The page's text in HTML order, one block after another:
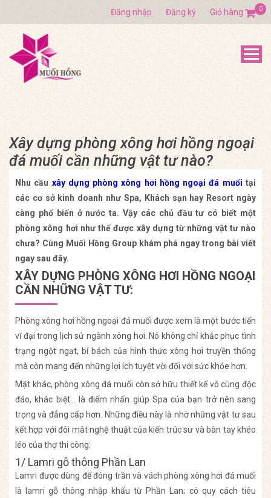
Đăng nhập Đăng ký Giỏ hàng 0
Xây dựng phòng xông hơi hồng ngoại
đá muối cần những vật tư nào?
Nhu cầu xây dựng phòng xông hơi hồng ngoại đá muối tại
các cơ sở kinh doanh như Spa, Khách sạn hay Resort ngày
càng phổ biến ở nước ta. Vậy các chủ đầu tư có biết một
phòng xông hơi như thế được xây dựng từ những vật tư nào
chưa? Cùng Muối Hồng Group khám phá ngay trong bài viết
ngay sau đây.
XÂY DỰNG PHÒNG XÔNG HƠI HỒNG NGOẠI
CẦN NHỮNG VẬT TƯ:
Phòng xông hơi hồng ngoại đá muối được xem là một bước tiến
vĩ đại trong lịch sử ngành xông hơi. Nó không chỉ khắc phục tình
trạng ngột ngạt, bí bách của hình thức xông hơi truyền thống
mà còn mang đến những lợi ích tuyệt vời đối với sức khỏe hơn.
Mặt khác, phòng xông đá muối còn sở hữu thiết kế vô cùng độc
đáo, khác biệt… là điểm nhấn giúp Spa của bạn trở nên sang
trọng và đẳng cấp hơn. Những điều này là nhờ những vật tư sau
kết hợp với đôi mắt nghệ thuật của kiến trúc sư và bàn tay khéo
léo của thợ thi công:
1/ Lamri gỗ thông Phần Lan
Lamri được dùng để đóng trần và vách phòng xông hơi đá muối
là lamri gỗ thông nhập khẩu từ Phần Lan; có quy cách tiêu